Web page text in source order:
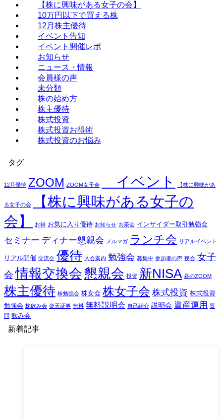
【株に興味がある女子の会】
10万円以下で買える株
12月株主優待
イベント告知
イベント開催レポ
お知らせ
ニュース・情報
会員様の声
未分類
株の始め方
株主優待
株式投資
株式投資お得術
株式投資のお悩み
タグ
12月優待 ZOOM ZOOM女子会 イベント 【株に興味があ
る女子の会
【株に興味がある女子の
会】
お得 お気に入り優待 お知らせ お茶会 インサイダー取引勉強会
セミナー ディナー懇親会 メルマガ ランチ会 リアルイベント
リアル開催 交流会 優待 入会案内 勉強会 募集中 参加者の声 夜会 女子
会 情報交換会 懇親会 投資 新NISA 昼のZOOM
株主優待 株勉強会 株女会 株女子会 株式投資 株式投資
勉強会 株飲み会 楽天証券 無料 無料説明会 自己紹介 説明会 資産運用 質
問 飲み会
新着記事